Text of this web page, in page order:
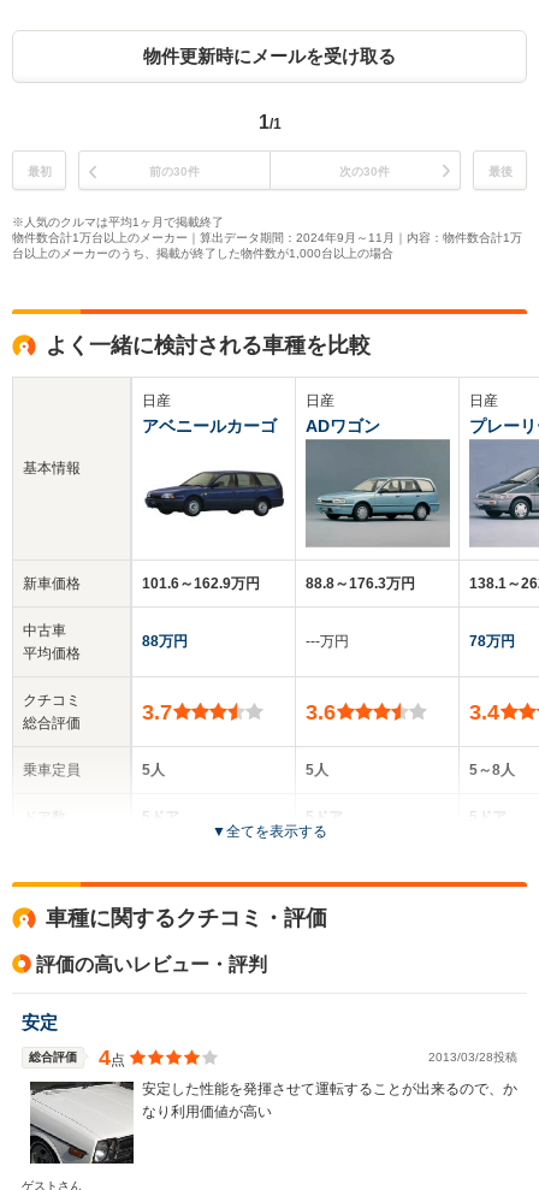
物件更新時にメールを受け取る
1/1
最初 前の30件 次の30件 最後
※人気のクルマは平均1ヶ月で掲載終了
物件数合計1万台以上のメーカー｜算出データ期間：2024年9月～11月｜内容：物件数合計1万
台以上のメーカーのうち、掲載が終了した物件数が1,000台以上の場合
よく一緒に検討される車種を比較
基本情報
新車価格
中古車
平均価格
クチコミ
総合評価
乗車定員
(全長x全幅x全高)
日産
アベニールカーゴ
101.6～162.9万円
88万円
3.7
5人
5ドア
全高
日産
ADワゴン
88.8～176.3万円
‐‐‐万円
3.6
5人
5ドア
全高
日産
プレー
138.1～
78万円
3.4
5～8人
5ドア
全高
▼全てを表示する
車種に関するクチコミ・評価
評価の高いレビュー・評判
安定
総合評価 4点 2013/03/28投稿
安定した性能を発揮させて運転することが出来るので、か
なり利用価値が高い
ゲストさん